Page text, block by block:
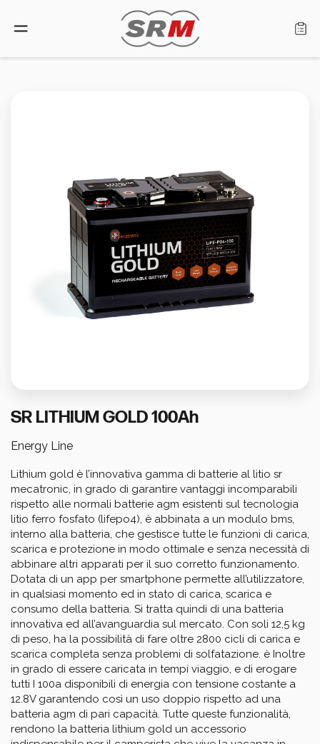
Cerca rivenditore
Chi siamo
Assistenza
Calcola i tuoi consumi
SR LITHIUM GOLD 100Ah
Energy Line
Lithium gold è l’innovativa gamma di batterie al litio sr
mecatronic, in grado di garantire vantaggi incomparabili
rispetto alle normali batterie agm esistenti sul tecnologia
litio ferro fosfato (lifepo4), è abbinata a un modulo bms,
interno alla batteria, che gestisce tutte le funzioni di carica,
scarica e protezione in modo ottimale e senza necessità di
abbinare altri apparati per il suo corretto funzionamento.
Dotata di un app per smartphone permette all’utilizzatore,
in qualsiasi momento ed in stato di carica, scarica e
consumo della batteria. Si tratta quindi di una batteria
innovativa ed all’avanguardia sul mercato. Con soli 12,5 kg
di peso, ha la possibilità di fare oltre 2800 cicli di carica e
scarica completa senza problemi di solfatazione. è Inoltre
in grado di essere caricata in tempi viaggio, e di erogare
tutti I 100a disponibili di energia con tensione costante a
12.8V garantendo così un uso doppio rispetto ad una
batteria agm di pari capacità. Tutte queste funzionalità,
rendono la batteria lithium gold un accessorio